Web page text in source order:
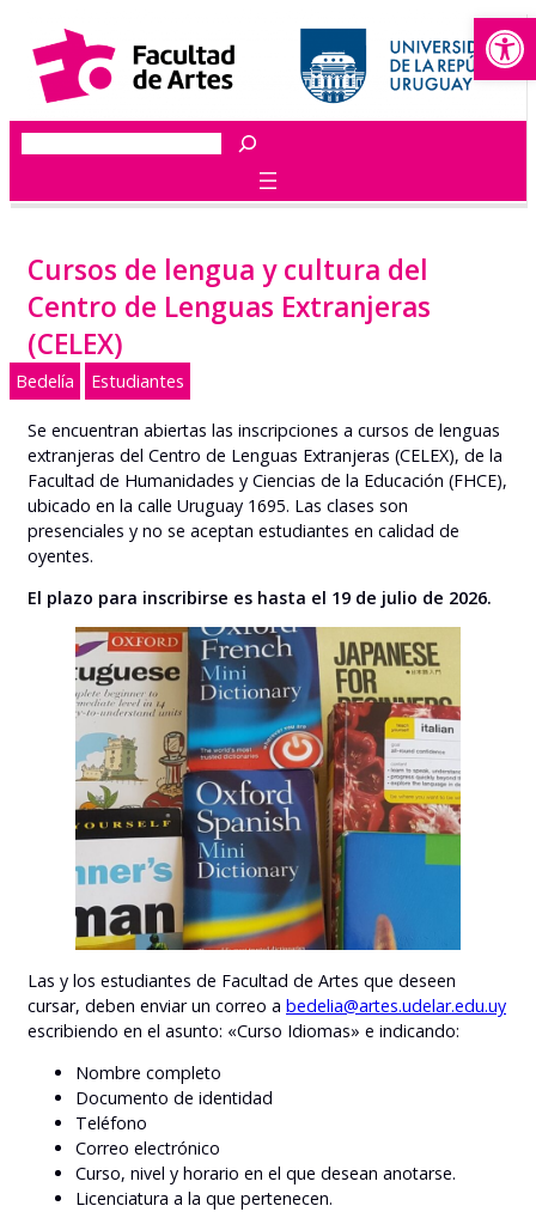
contenido
Buscar
Cursos de lengua y cultura del
Centro de Lenguas Extranjeras
(CELEX)
Bedelía Estudiantes
Se encuentran abiertas las inscripciones a cursos de lenguas
extranjeras del Centro de Lenguas Extranjeras (CELEX), de la
Facultad de Humanidades y Ciencias de la Educación (FHCE),
ubicado en la calle Uruguay 1695. Las clases son
presenciales y no se aceptan estudiantes en calidad de
oyentes.
El plazo para inscribirse es hasta el 19 de julio de 2026.
Las y los estudiantes de Facultad de Artes que deseen
cursar, deben enviar un correo a bedelia@artes.udelar.edu.uy
escribiendo en el asunto: «Curso Idiomas» e indicando:
Nombre completo
Documento de identidad
Teléfono
Correo electrónico
Curso, nivel y horario en el que desean anotarse.
Licenciatura a la que pertenecen.